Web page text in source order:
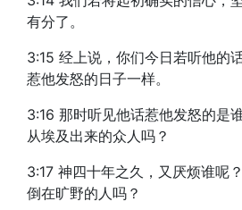
有分了。
3:15 经上说，你们今日若听他的
惹他发怒的日子一样。
3:16 那时听见他话惹他发怒的是
从埃及出来的众人吗？
3:17 神四十年之久，又厌烦谁呢
倒在旷野的人吗？